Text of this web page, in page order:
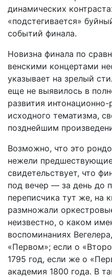
динамических
«подстегивается»
событий финала.
Новизна финала по
венскими концертами
указывает на зрелый
еще не выявилось в
развития
исходного тематизма,
позднейшим
Возможно, что это
нежели
свидетельствует, что
под вечер — за день до
переписчика тут же, на
размножали
неизвестно, о каком
воспоминаниях
«Первом»; если о
1795 год, если же о
академия 1800 года. В